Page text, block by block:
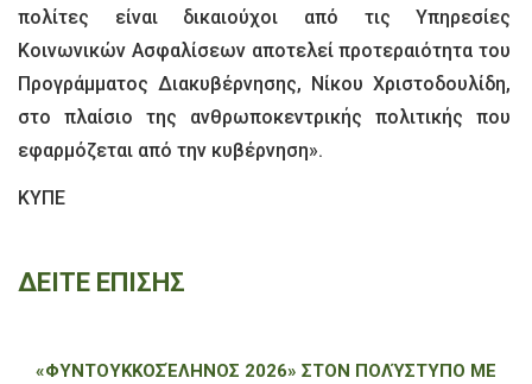
πολίτες είναι δικαιούχοι από τις Υπηρεσίες
Κοινωνικών Ασφαλίσεων αποτελεί προτεραιότητα του
Προγράμματος Διακυβέρνησης, Νίκου Χριστοδουλίδη,
στο πλαίσιο της ανθρωποκεντρικής πολιτικής που
εφαρμόζεται από την κυβέρνηση».
ΚΥΠΕ
ΔΕΙΤΕ ΕΠΙΣΗΣ
«ΦΥΝΤΟΥΚΚΟΣΈΛΗΝΟΣ 2026» ΣΤΟΝ ΠΟΛΎΣΤΥΠΟ ΜΕ